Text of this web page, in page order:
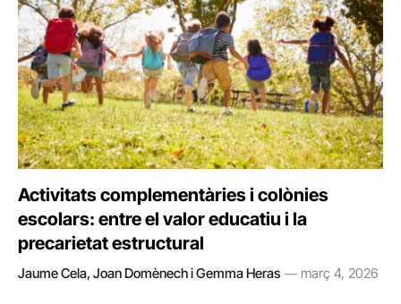
Activitats complementàries i colònies
escolars: entre el valor educatiu i la
precarietat estructural
Jaume Cela, Joan Domènech i Gemma Heras març 4, 2026